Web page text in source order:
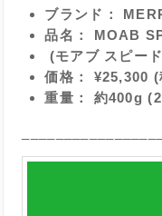
ブランド：
品名： MOAB
(モアブ スピー
価格： ¥25,300 (
重量： 約400g